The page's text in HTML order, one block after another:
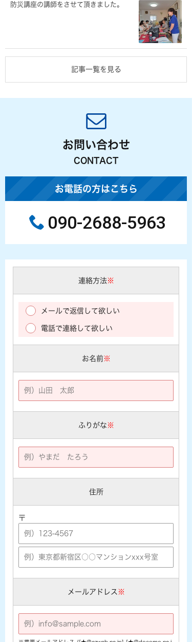
防災講座の講師をさせて頂きました。
記事一覧を見る
お問い合わせ
CONTACT
お電話の方はこちら
090-2688-5963
連絡方法※
メールで返信して欲しい
電話で連絡して欲しい
お名前※
ふりがな※
住所
〒
メールアドレス ※